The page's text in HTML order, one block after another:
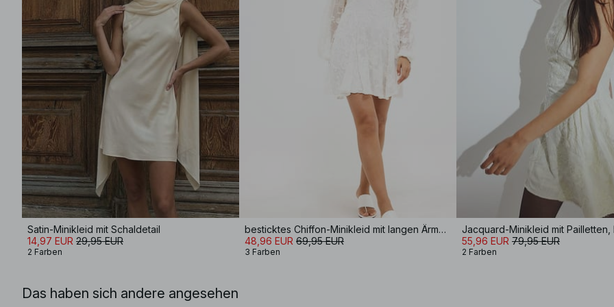
Satin-Minikleid mit Schaldetail
14,97 EUR 29,95 EUR
2 Farben
besticktes Chiffon-Minikleid mit langen Ärmeln
48,96 EUR 69,95 EUR
3 Farben
55,96 EUR 79,95 EUR
2 Farben
Das haben sich andere angesehen